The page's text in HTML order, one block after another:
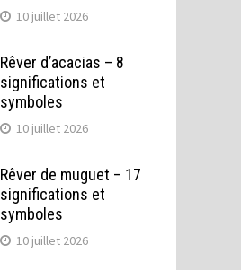
10 juillet 2026
Rêver d’acacias – 8
significations et
symboles
10 juillet 2026
Rêver de muguet – 17
significations et
symboles
10 juillet 2026